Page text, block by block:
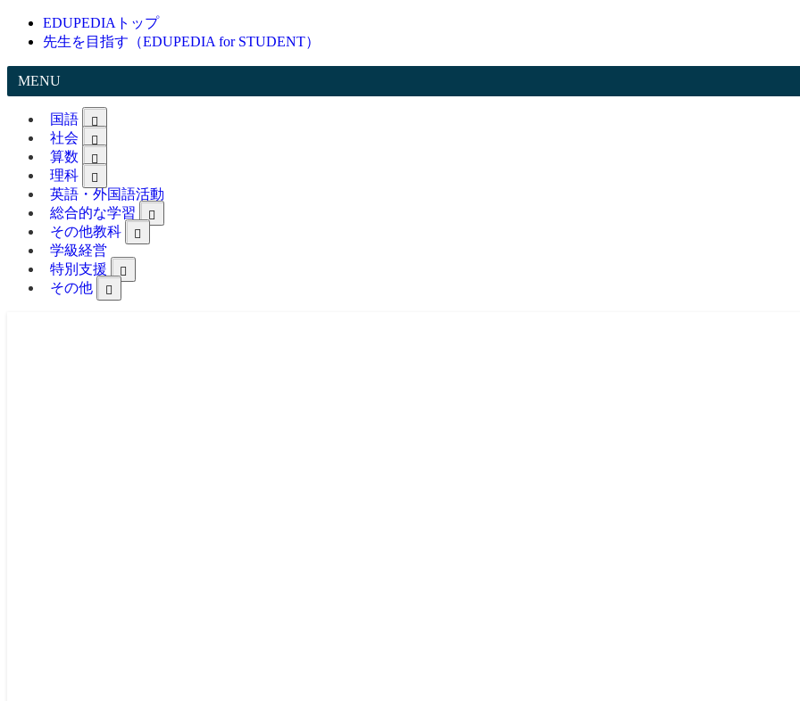
EDUPEDIAトップ
先生を目指す（EDUPEDIA for STUDENT）
MENU
国語
社会
算数
理科
英語・外国語活動
総合的な学習
その他教科
学級経営
特別支援
その他